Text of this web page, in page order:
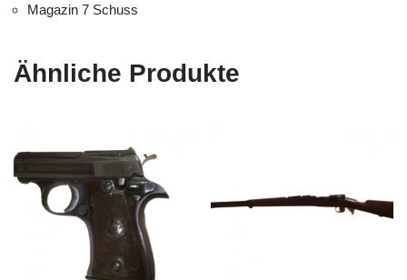
Magazin 7 Schuss
Ähnliche Produkte